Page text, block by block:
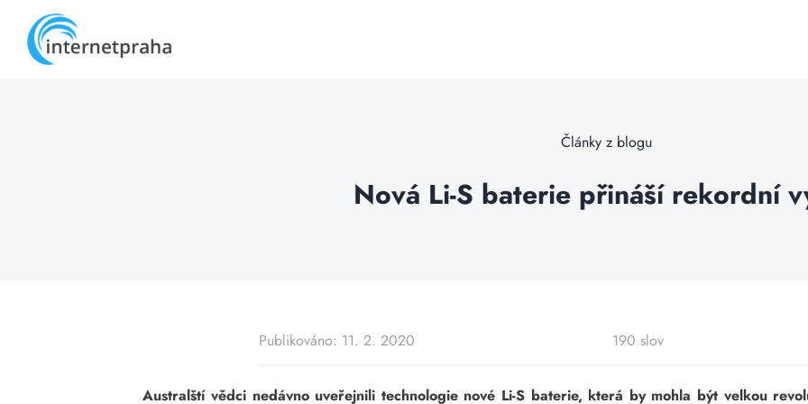
content
Články z blogu
Nová Li-S baterie přináší rekordní
Publikováno: 11. 2. 2020 190 slov
Australští vědci nedávno uveřejnili technologie nové Li-S baterie, která by mohla být velkou